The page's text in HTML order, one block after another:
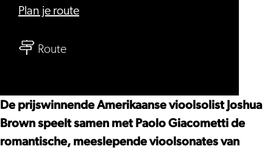
Plan je routenaar
Giacometti
–
Schumann
Routenaar
&
Paolo
Giacometti
De prijswinnende Amerikaanse vioolsolist Joshua
Brown speelt samen met Paolo Giacometti de
romantische, meeslepende vioolsonates van